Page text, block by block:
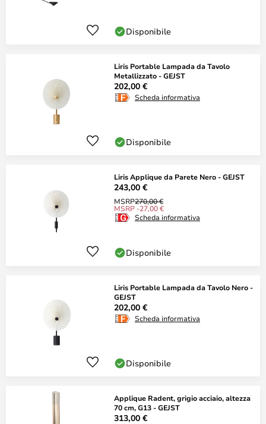
Disponibile
Liris Portable Lampada da Tavolo
Metallizzato - GEJST
202,00 €
Scheda informativa
Disponibile
Liris Applique da Parete Nero - GEJST
243,00 €
MSRP270,00 €
MSRP -27,00 €
Scheda informativa
Disponibile
Liris Portable Lampada da Tavolo Nero -
GEJST
202,00 €
Scheda informativa
Disponibile
Applique Radent, grigio acciaio, altezza
70 cm, G13 - GEJST
313,00 €